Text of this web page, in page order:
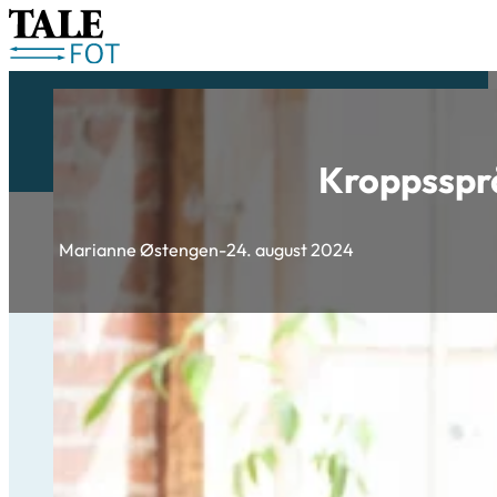
Marianne Østengen-24. august 2024